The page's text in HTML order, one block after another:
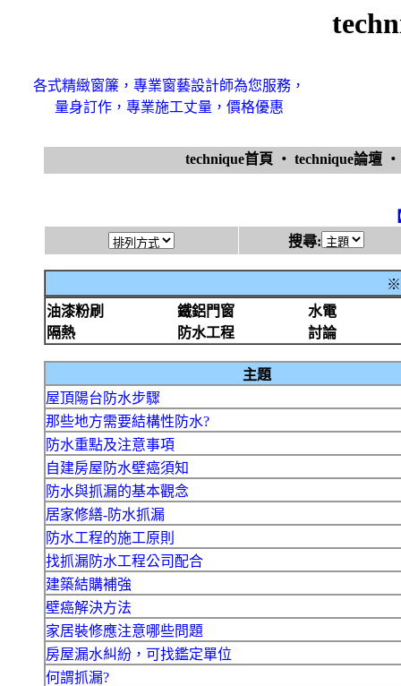
各式精緻窗簾，專業窗藝設計師為您服務，
量身訂作，專業施工丈量，價格優惠
technique首頁 ‧ technique論壇
搜尋:
※
油漆粉刷
鐵鋁門窗
水電
隔熱
防水工程 討論
主題
屋頂陽台防水步驟
那些地方需要結構性防水?
防水重點及注意事項
自建房屋防水壁癌須知
防水與抓漏的基本觀念
居家修繕-防水抓漏
防水工程的施工原則
找抓漏防水工程公司配合
建築結購補強
壁癌解決方法
家居裝修應注意哪些問題
房屋漏水糾紛，可找鑑定單位
何謂抓漏?